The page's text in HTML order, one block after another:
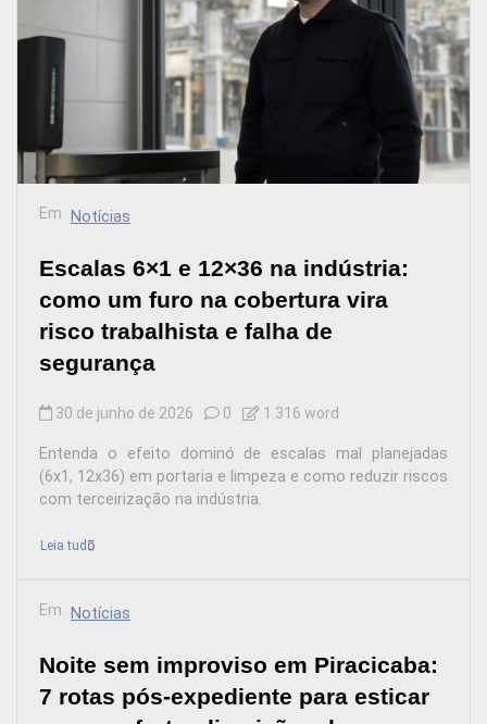
Em Notícias
Escalas 6×1 e 12×36 na indústria:
como um furo na cobertura vira
risco trabalhista e falha de
segurança
30 de junho de 2026 0 1.316 word
Entenda o efeito dominó de escalas mal planejadas
(6x1, 12x36) em portaria e limpeza e como reduzir riscos
com terceirização na indústria.
Leia tudo
Em Notícias
Noite sem improviso em Piracicaba:
7 rotas pós-expediente para esticar